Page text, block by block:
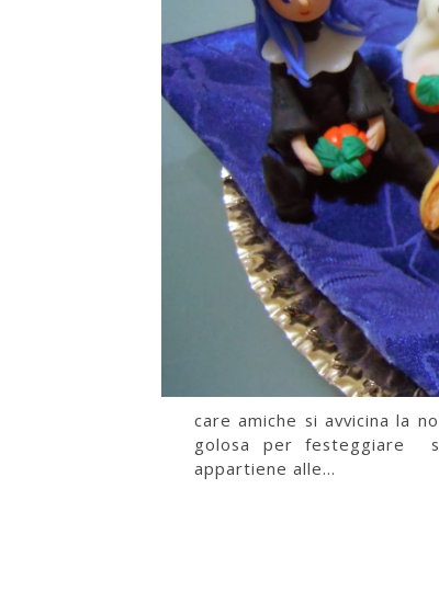
care amiche si avvicina la
golosa per festeggiare
appartiene alle...